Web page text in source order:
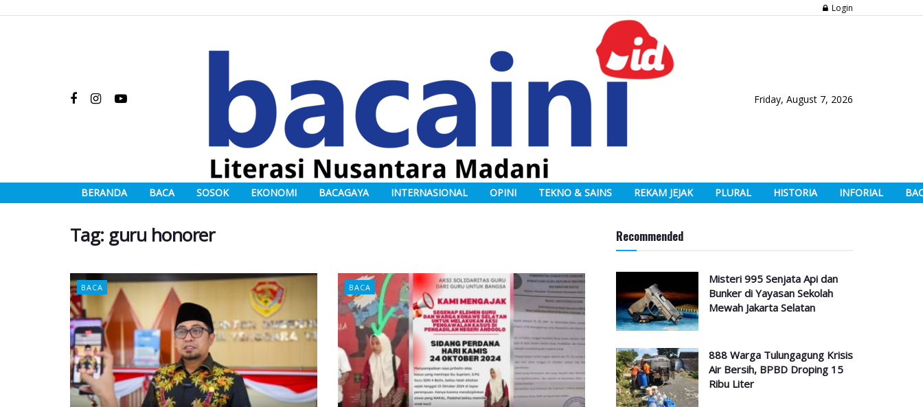
Login
Friday, August 7, 2026
BERANDA BACA SOSOK EKONOMI BACAGAYA INTERNASIONAL OPINI TEKNO & SAINS REKAM JEJAK PLURAL HISTORIA INFORIAL
Tag: guru honorer
BACA BACA
Recommended
Misteri 995 Senjata Api dan
Bunker di Yayasan Sekolah
Mewah Jakarta Selatan
888 Warga Tulungagung Krisis
Air Bersih, BPBD Droping 15
Ribu Liter